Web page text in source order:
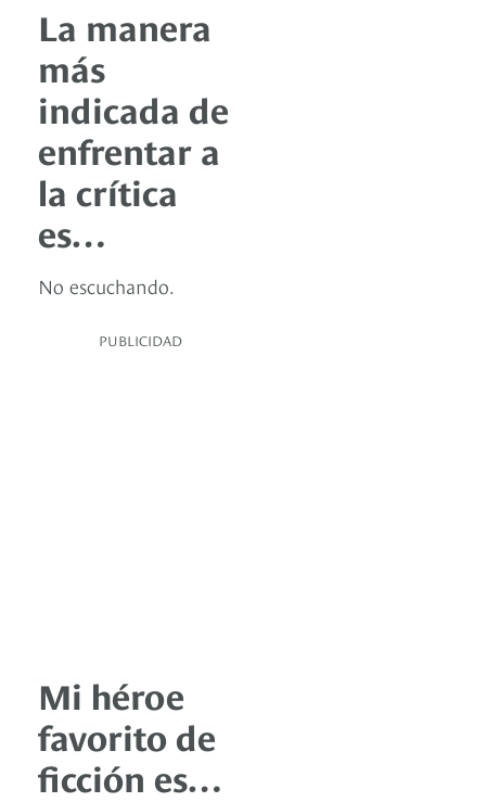
La manera
más
indicada de
enfrentar a
la crítica
es…
No escuchando.
PUBLICIDAD
Mi héroe
favorito de
ficción es…